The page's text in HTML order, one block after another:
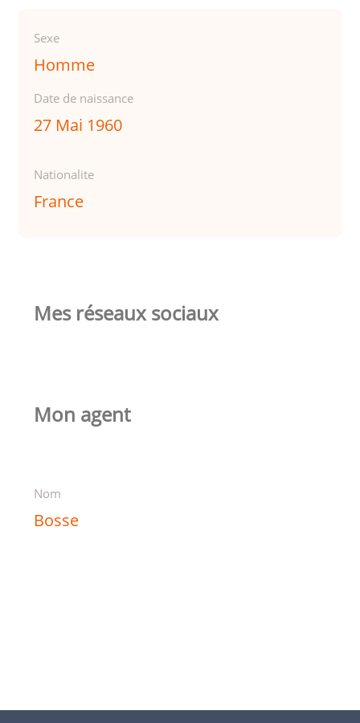
Sexe
Homme
Date de naissance
27 Mai 1960
Nationalite
France
Mes réseaux sociaux
Mon agent
Nom
Bosse